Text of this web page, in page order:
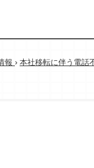
報 › 本社移転に伴う電話